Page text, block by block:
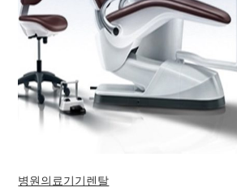
병원의료기기렌탈